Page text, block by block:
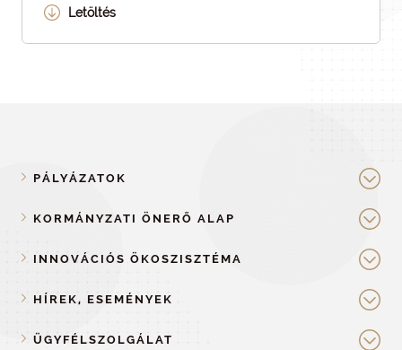
Letöltés
PÁLYÁZATOK
KORMÁNYZATI ÖNERŐ ALAP
INNOVÁCIÓS ÖKOSZISZTÉMA
HÍREK, ESEMÉNYEK
ÜGYFÉLSZOLGÁLAT